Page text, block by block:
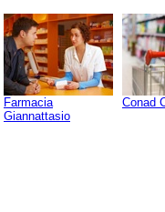
Farmacia
Giannattasio
Conad